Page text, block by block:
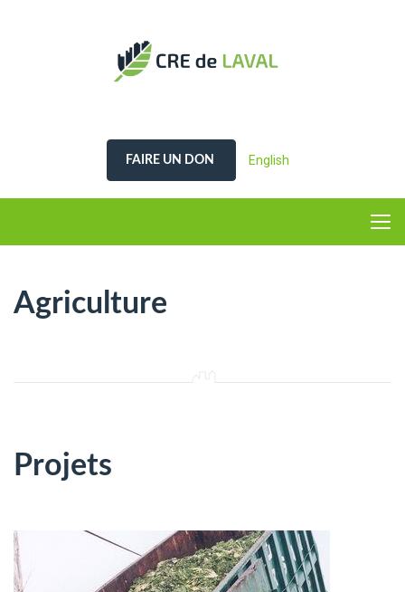
FAIRE UN DON English
Agriculture
Projets